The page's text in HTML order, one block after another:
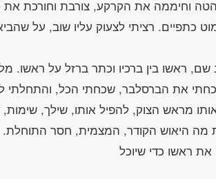
כתפיים. רציתי לצעוק עליו שוב, על
ראשו בין ברכיו וכתר ברזל על ראשו.
את הברסלבר, שכחתי הכל, והתחלתי
מראש הצוק, להפיל אותו, שילך, שימות,